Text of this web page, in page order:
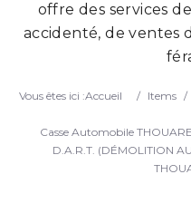
offre des services
accidenté, de ventes
Vous êtes ici :Accueil / Items /
Casse Automobile
D.A.R.T. (DÉMOLITION